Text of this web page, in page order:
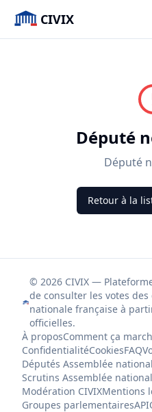
CIVIX
Député
Député
Retour à la
© 2026 CIVIX —
de consulter les votes
nationale française à
officielles.
À proposComment ça
ConfidentialitéCookiesFAQ
Députés Assemblée
Scrutins Assemblée
Modération CIVIXMentions
Groupes parlementairesAPI